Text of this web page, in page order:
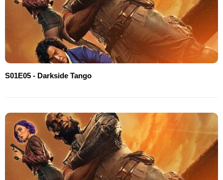
S01E05 - Darkside Tango